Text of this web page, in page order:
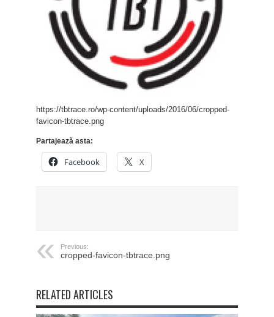
https://tbtrace.ro/wp-content/uploads/2016/06/cropped-
favicon-tbtrace.png
Partajează asta:
Facebook X
Previous:
cropped-favicon-tbtrace.png
RELATED ARTICLES